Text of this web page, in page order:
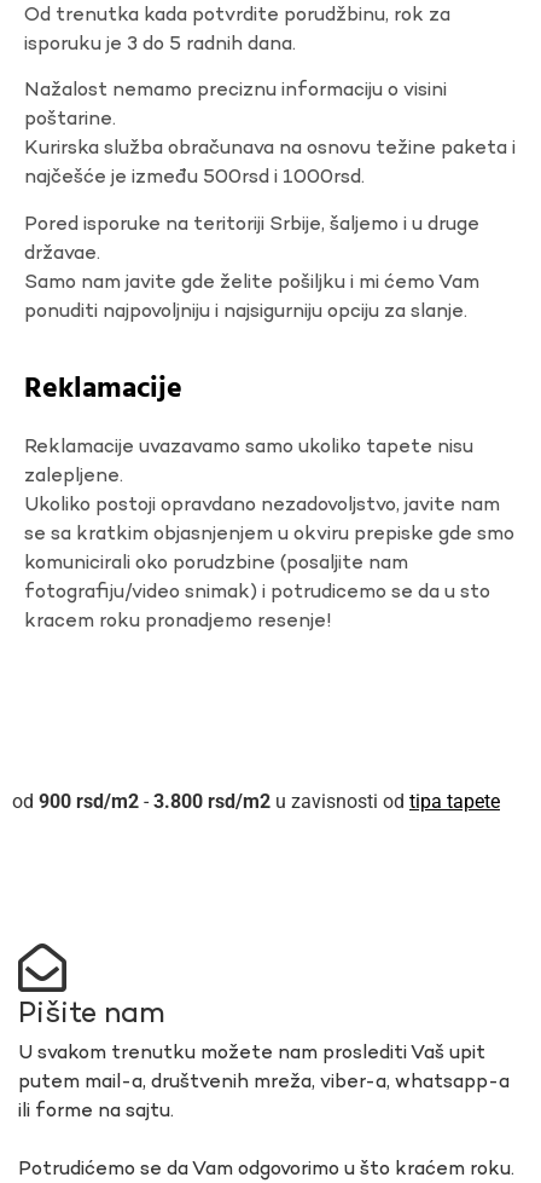
Od trenutka kada potvrdite porudžbinu, rok za
isporuku je 3 do 5 radnih dana.
Nažalost nemamo preciznu informaciju o visini
poštarine.
Kurirska služba obračunava na osnovu težine paketa i
najčešće je između 500rsd i 1000rsd.
Pored isporuke na teritoriji Srbije, šaljemo i u druge
državae.
Samo nam javite gde želite pošiljku i mi ćemo Vam
ponuditi najpovoljniju i najsigurniju opciju za slanje.
Reklamacije
Reklamacije uvazavamo samo ukoliko tapete nisu
zalepljene.
Ukoliko postoji opravdano nezadovoljstvo, javite nam
se sa kratkim objasnjenjem u okviru prepiske gde smo
komunicirali oko porudzbine (posaljite nam
fotografiju/video snimak) i potrudicemo se da u sto
kracem roku pronadjemo resenje!
900 rsd - 3.800 rsd u zavisnosti od tipa tapete
Pišite nam
U svakom trenutku možete nam proslediti Vaš upit
putem mail-a, društvenih mreža, viber-a, whatsapp-a
ili forme na sajtu.
Potrudićemo se da Vam odgovorimo u što kraćem roku.